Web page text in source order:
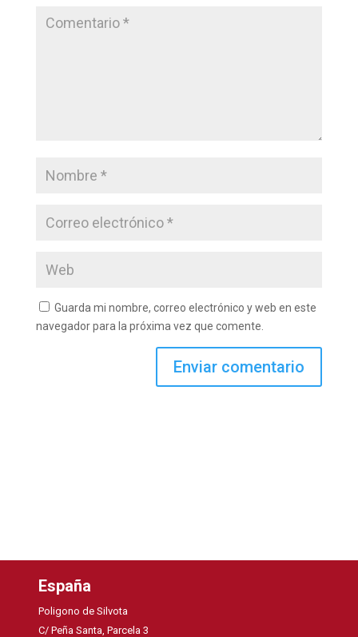
Guarda mi nombre, correo electrónico y web en este
navegador para la próxima vez que comente.
España
Poligono de Silvota
C/ Peña Santa, Parcela 3